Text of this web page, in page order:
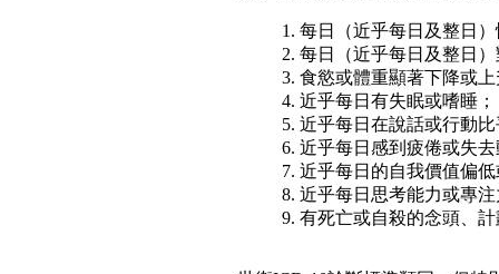
1. 每日（近乎每日及整日
2. 每日（近乎每日及整日
3. 食慾或體重顯著下降或
4. 近乎每日有失眠或嗜睡；
5. 近乎每日在說話或行動
6. 近乎每日感到疲倦或失
7. 近乎每日的自我價值偏
8. 近乎每日思考能力或專
9. 有死亡或自殺的念頭、